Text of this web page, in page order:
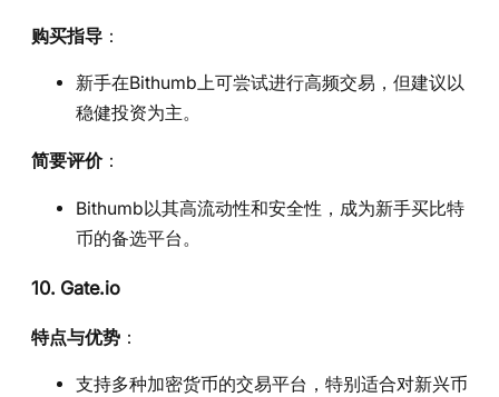
购买指导 ：
新手在Bithumb上可尝试进行高频交易，但建议以
稳健投资为主。
简要评价：
Bithumb以其高流动性和安全性，成为新手买比特
币的备选平台。
10. Gate.io
特点与优势 ：
支持多种加密货币的交易平台，特别适合对新兴币